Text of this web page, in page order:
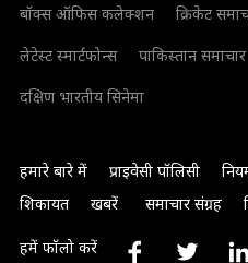
बॉक्स ऑफिस कलेक्शन
क्रिकेट
लेटेस्ट स्मार्टफोन्स
पाकिस्तान समाचार
दक्षिण भारतीय सिनेमा
हमारे बारे में प्राइवेसी पॉलिसी
शिकायत
खबरें समाचार संग्रह
हमें फॉलो करें